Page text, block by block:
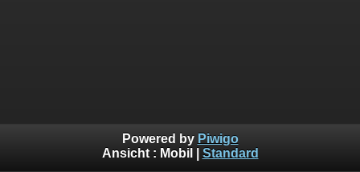
Powered by Piwigo
Ansicht : Mobil Standard